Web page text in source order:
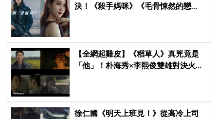
決！《殺手媽咪》《毛骨悚然的戀
【全網起雞皮】《稻草人》真兇竟是
「他」！朴海秀×李熙俊雙雄對決火花
徐仁國《明天上班見！》從高冷上司